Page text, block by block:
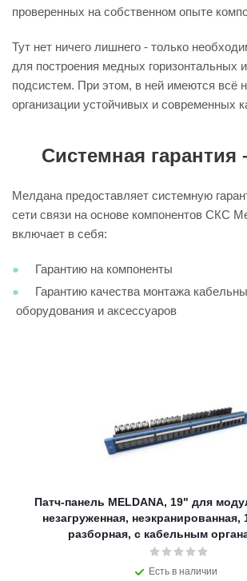
проверенных на собственном опыте
Тут нет ничего лишнего - только
для построения медных горизонтальных
подсистем. При этом, в ней имеются всё
организации устойчивых и современных
Системная гарантия
Мелдана предоставляет системную
сети связи на основе компонентов СКС
включает в себя:
Гарантию на компоненты
Гарантию качества монтажа
оборудования и аксессуаров
Патч-панель MELDANA, 19" для
незагруженная, неэкранированная,
разборная, c кабельным
Есть в наличии